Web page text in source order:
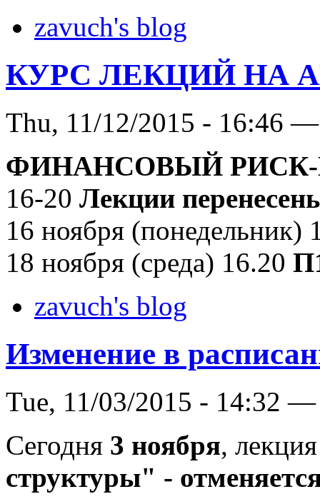
zavuch's blog
КУРС ЛЕКЦИЙ НА
Thu, 11/12/2015 - 16:46
ФИНАНСОВЫЙ
16-20 Лекции
16 ноября (понедельник)
18 ноября (среда) 16.20
zavuch's blog
Изменение в
Tue, 11/03/2015 - 14:32 —
Сегодня 3 ноября,
структуры" -